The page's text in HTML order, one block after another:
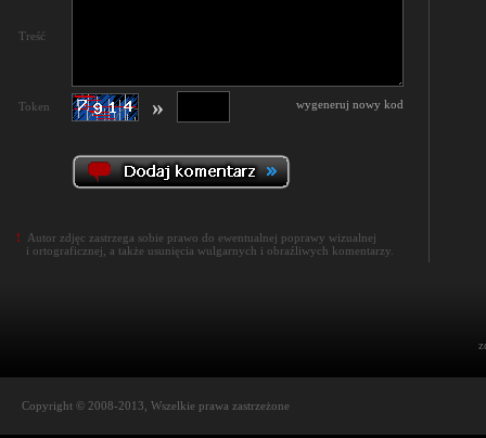
Treść
Token wygeneruj nowy kod
»
! Autor zdjęc zastrzega sobie prawo do ewentualnej poprawy wizualnej
i ortograficznej, a także usunięcia wulgarnych i obraźliwych komentarzy.
Copyright © 2008-2013, Wszelkie prawa zastrzeżone